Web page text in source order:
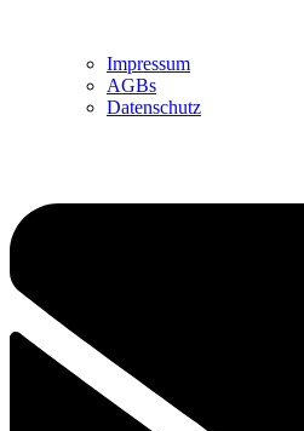
Impressum
AGBs
Datenschutz